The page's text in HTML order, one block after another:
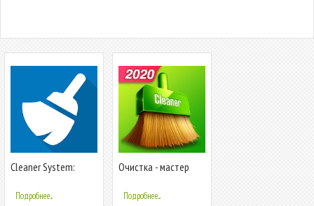
Cleaner System:
Оптимизация &
Очистка
Подробнее...
Очистка - мастер
Подробнее...